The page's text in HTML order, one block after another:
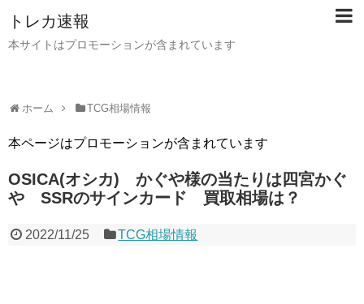
トレカ速報
本サイトはプロモーションが含まれています
ホーム TCG相場情報
本ページはプロモーションが含まれています
OSICA(オシカ) かぐや様の当たりは四宮かぐ
や SSRのサインカード 買取相場は？
2022/11/25 TCG相場情報